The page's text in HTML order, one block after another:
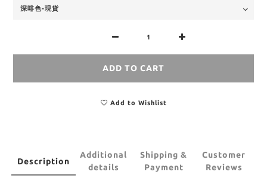
ADD TO CART
Add to Wishlist
Description
Additional
details
Shipping &
Payment
Customer
Reviews